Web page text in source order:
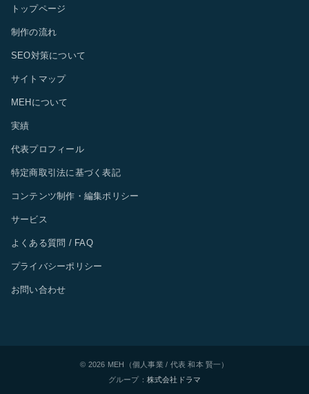
トップページ
制作の流れ
SEO対策について
サイトマップ
MEHについて
実績
代表プロフィール
特定商取引法に基づく表記
コンテンツ制作・編集ポリシー
サービス
よくある質問 / FAQ
プライバシーポリシー
お問い合わせ
© 2026 MEH（個人事業 / 代表 和本 賢一）
/
グループ： 株式会社ドラマ